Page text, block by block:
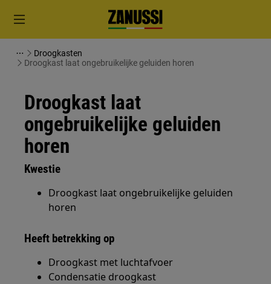
Droogkasten
Droogkast laat ongebruikelijke geluiden horen
Droogkast laat
ongebruikelijke geluiden
horen
Kwestie
Droogkast laat ongebruikelijke geluiden
horen
Heeft betrekking op
Droogkast met luchtafvoer
Condensatie droogkast